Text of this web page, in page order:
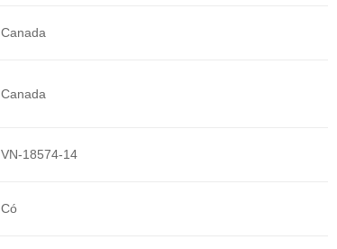
Canada
Canada
VN-18574-14
Có